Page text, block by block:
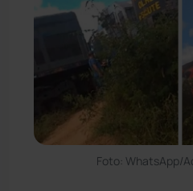
Foto: WhatsApp/